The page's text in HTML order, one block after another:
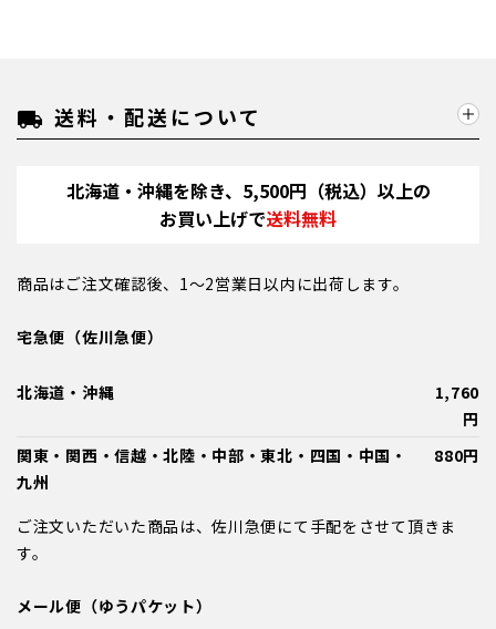
local_shipping 送料・配送について
北海道・沖縄を除き、5,500円（税込）以上の
お買い上げで送料無料
商品はご注文確認後、1～2営業日以内に出荷します。
宅急便（佐川急便）
北海道・沖縄
1,760
円
関東・関西・信越・北陸・中部・東北・四国・中国・
九州
880円
ご注文いただいた商品は、佐川急便にて手配をさせて頂きま
す。
メール便（ゆうパケット）